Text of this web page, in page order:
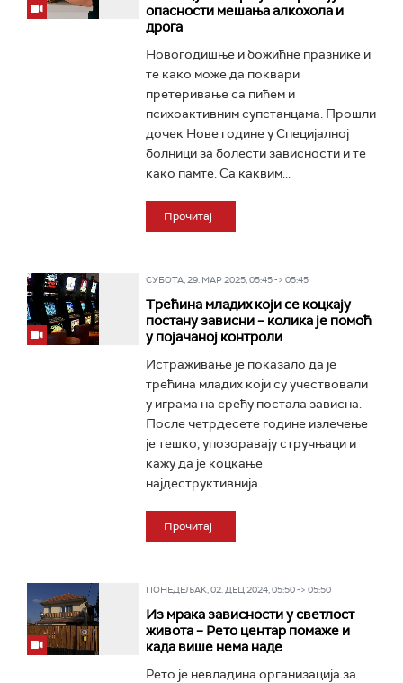
опасности мешања алкохола и
дрога
Новогодишње и божићне празнике и
те како може да поквари
претеривање са пићем и
психоактивним супстанцама. Прошли
дочек Нове године у Специјалној
болници за болести зависности и те
како памте. Са каквим...
Прочитај
СУБОТА, 29. МАР 2025, 05:45 -> 05:45
Трећина младих који се коцкају
постану зависни – колика је помоћ
у појачаној контроли
Истраживање је показало да је
трећина младих који су учествовали
у играма на срећу постала зависна.
После четрдесете године излечење
је тешко, упозоравају стручњаци и
кажу да је коцкање
најдеструктивнија...
Прочитај
ПОНЕДЕЉАК, 02. ДЕЦ 2024, 05:50 -> 05:50
Из мрака зависности у светлост
живота – Рето центар помаже и
када више нема наде
Рето је невладина организација за